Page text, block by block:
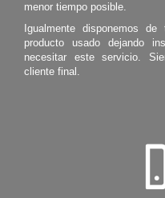
menor tiempo posible.
Igualmente disponemos
producto usado dejando
necesitar este servicio.
cliente final.